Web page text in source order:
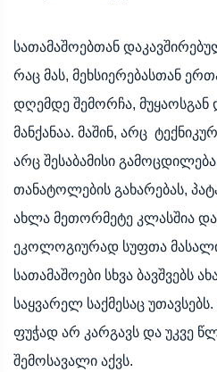
სათამაშოებთან
რაც მას, მეხსიერებასთან
დღემდე შემორჩა, მუყაოსგან
მანქანაა. მაშინ, არც
არც შესაბამისი
თანატოლების გახარებას,
ახლა მეთორმეტე კლასშია და
ეკოლოგიურად სუფთა
სათამაშოები სხვა ბავშვებს
საყვარელ საქმესაც
ფუჭად არ კარგავს და უკვე
შემოსავალი აქვს.